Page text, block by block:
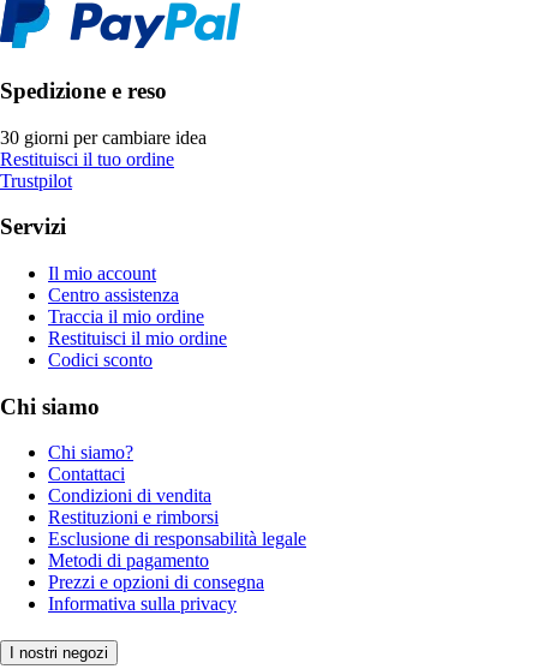
Spedizione e reso
30 giorni per cambiare idea
Restituisci il tuo ordine
Trustpilot
Servizi
Il mio account
Centro assistenza
Traccia il mio ordine
Restituisci il mio ordine
Codici sconto
Chi siamo
Chi siamo?
Contattaci
Condizioni di vendita
Restituzioni e rimborsi
Esclusione di responsabilità legale
Metodi di pagamento
Prezzi e opzioni di consegna
Informativa sulla privacy
I nostri negozi